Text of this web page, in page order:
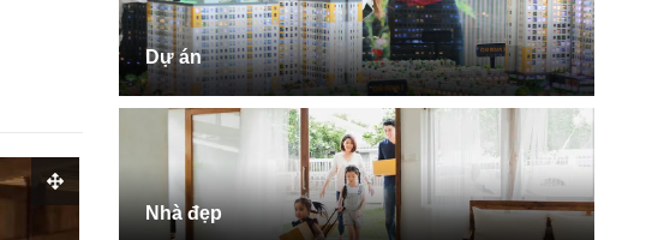
Dự án
Nhà đẹp